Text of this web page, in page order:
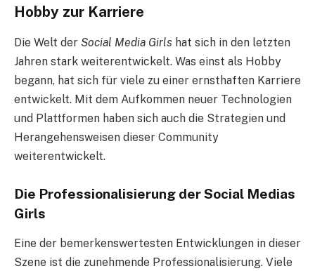
Hobby zur Karriere
Die Welt der Social Media Girls hat sich in den letzten
Jahren stark weiterentwickelt. Was einst als Hobby
begann, hat sich für viele zu einer ernsthaften Karriere
entwickelt. Mit dem Aufkommen neuer Technologien
und Plattformen haben sich auch die Strategien und
Herangehensweisen dieser Community
weiterentwickelt.
Die Professionalisierung der Social Medias
Girls
Eine der bemerkenswertesten Entwicklungen in dieser
Szene ist die zunehmende Professionalisierung. Viele